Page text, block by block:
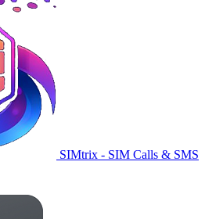
SIMtrix - SIM Calls & SMS